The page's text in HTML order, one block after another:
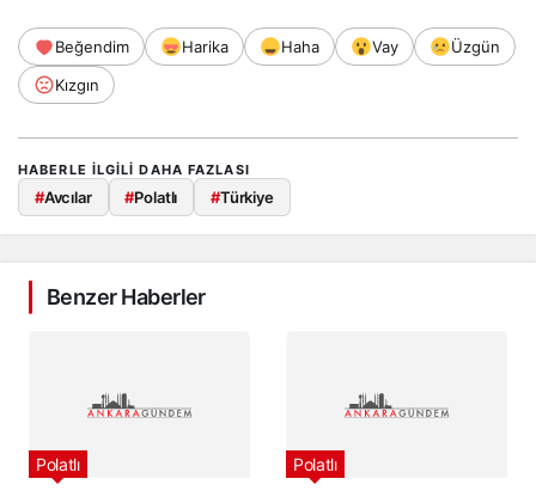
Beğendim Harika Haha Vay
Üzgün
Kızgın
HABERLE ILGILI DAHA FAZLASI
#Avcılar #Polatlı #Türkiye
Benzer Haberler
Polatlı Polatlı